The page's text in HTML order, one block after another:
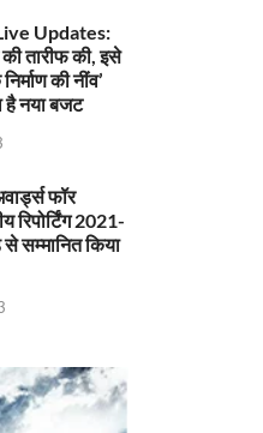
Updates:
की तारीफ की, इसे
की नींव’
है नया बजट
फॉर
रिपोर्टिंग 2021-
से सम्मानित किया